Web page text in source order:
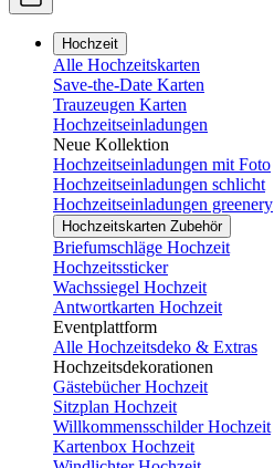
Hochzeit
Alle Hochzeitskarten
Save-the-Date Karten
Trauzeugen Karten
Hochzeitseinladungen
Neue Kollektion
Hochzeitseinladungen mit Foto
Hochzeitseinladungen schlicht
Hochzeitseinladungen greenery
Hochzeitskarten Zubehör
Briefumschläge Hochzeit
Hochzeitssticker
Wachssiegel Hochzeit
Antwortkarten Hochzeit
Eventplattform
Alle Hochzeitsdeko & Extras
Hochzeitsdekorationen
Gästebücher Hochzeit
Sitzplan Hochzeit
Willkommensschilder Hochzeit
Kartenbox Hochzeit